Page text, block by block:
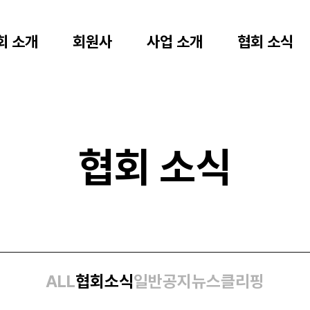
소개 회원사 사업 소개 협회 소식
협회 소식
ALL협회소식일반공지 뉴스클리핑